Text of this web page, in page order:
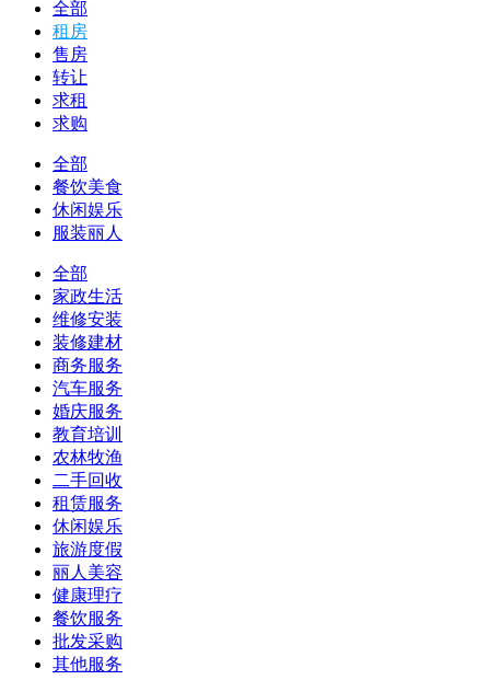
全部
租房
售房
转让
求租
求购
全部
餐饮美食
休闲娱乐
服装丽人
全部
家政生活
维修安装
装修建材
商务服务
汽车服务
婚庆服务
教育培训
农林牧渔
二手回收
租赁服务
休闲娱乐
旅游度假
丽人美容
健康理疗
餐饮服务
批发采购
其他服务